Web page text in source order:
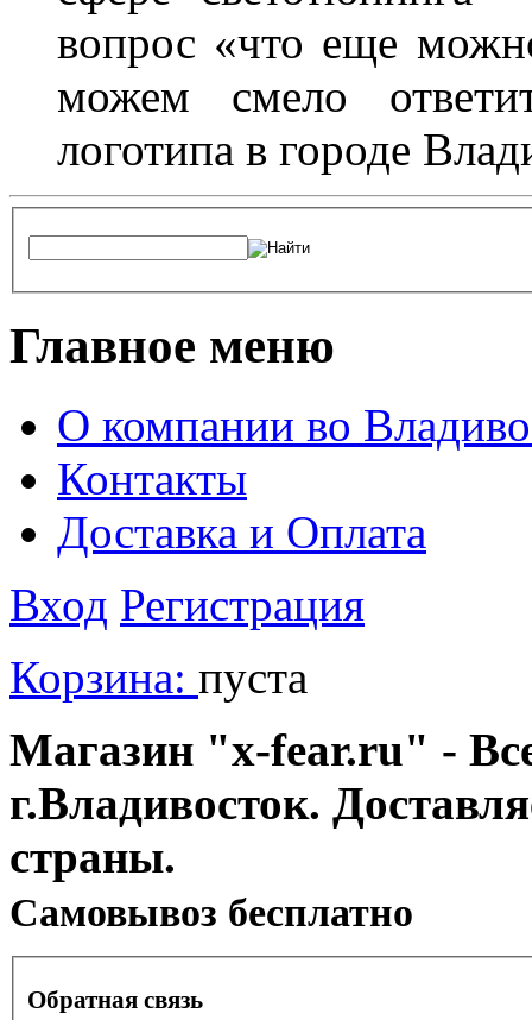
вопрос «что еще
можем смело
логотипа в городе
Главное меню
О компании во
Контакты
Доставка и Оплата
Вход Регистрация
Корзина: пуста
Магазин "x-fear.ru" -
г.Владивосток.
страны.
Cамовывоз бесплатно
Обратная связь